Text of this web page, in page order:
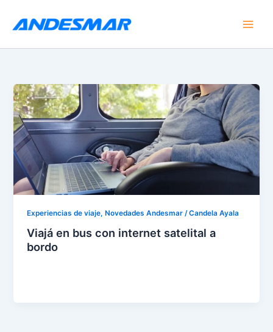
Experiencias de viaje,Novedades Andesmar /Candela Ayala
Viajá en bus con internet satelital a
bordo